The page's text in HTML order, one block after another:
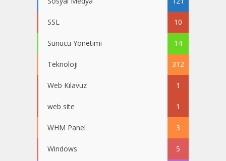
SSL 10
Sunucu Yönetimi 14
Teknoloji 312
Web Kılavuz 1
web site 1
WHM Panel 3
Windows 5